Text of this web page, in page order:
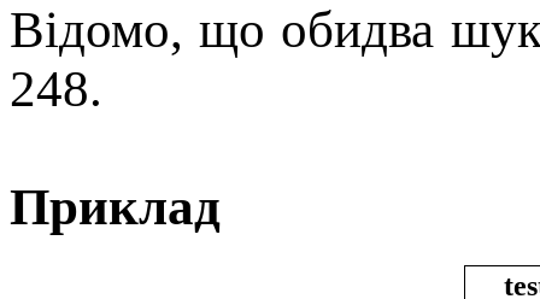
Вiдомо, що обидва
248.
Приклад